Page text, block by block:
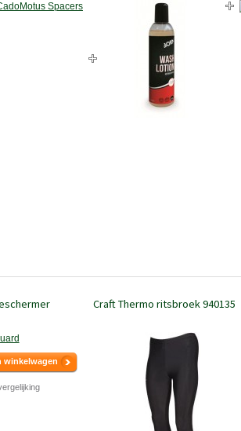
winkelwagen
Craft Thermo ritsbroek 940135